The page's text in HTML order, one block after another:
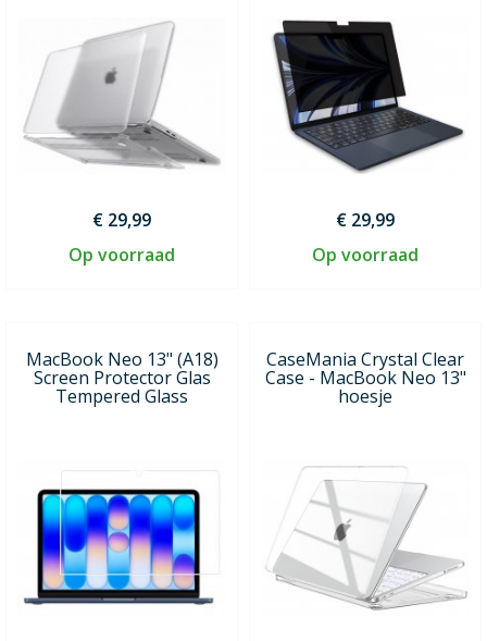
€ 29,99
Op voorraad
€ 29,99
Op voorraad
MacBook Neo 13" (A18)
Screen Protector Glas
Tempered Glass
CaseMania Crystal Clear
Case - MacBook Neo 13"
hoesje